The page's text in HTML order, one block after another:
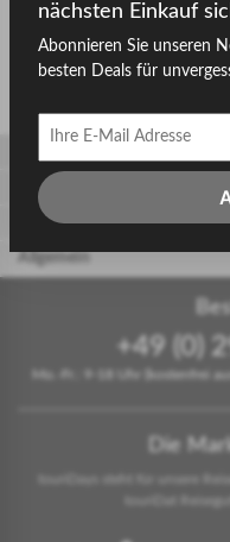
Gastgeber
touriDat Reiseblog
Allgemein
+49 (0)
Mo.-Fr.: 9-18 Uhr (kostenfrei
Die
touriDays steht für unsere
touriDat
nächsten Einkauf
Abonnieren Sie unseren
besten Deals für